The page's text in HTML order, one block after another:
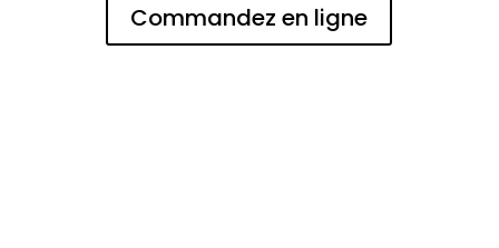
Commandez en ligne